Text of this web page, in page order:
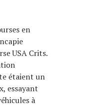
en
USA Crits.
étaient un
essayant
à